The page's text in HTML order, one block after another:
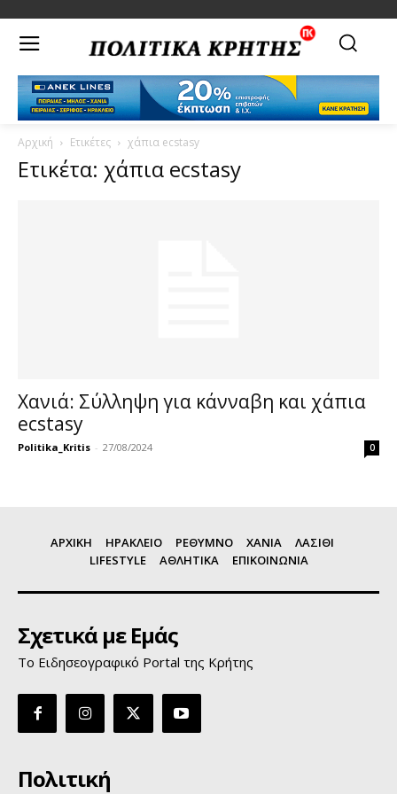
Αρχική Ετικέτες χάπια ecstasy
Ετικέτα: χάπια ecstasy
Χανιά: Σύλληψη για κάνναβη και χάπια
ecstasy
Politika_Kritis - 27/08/2024 0
ΑΡΧΙΚΗ ΗΡΑΚΛΕΙΟ ΡΕΘΥΜΝΟ ΧΑΝΙΑ
ΛΑΣΙΘΙ
LIFESTYLE
ΑΘΛΗΤΙΚΑ ΕΠΙΚΟΙΝΩΝΙΑ
Σχετικά με Εμάς
Το Ειδησεογραφικό Portal της Κρήτης
Πολιτική